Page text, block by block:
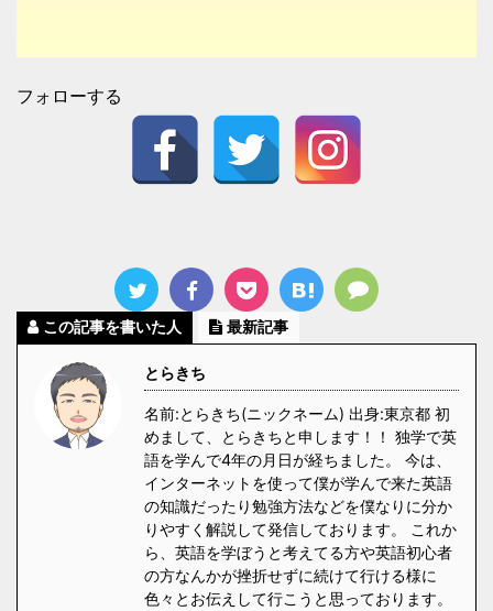
フォローする
この記事を書いた人 最新記事
とらきち
名前:とらきち(ニックネーム) 出身:東京都 初
めまして、とらきちと申します！！ 独学で英
語を学んで4年の月日が経ちました。 今は、
インターネットを使って僕が学んで来た英語
の知識だったり勉強方法などを僕なりに分か
りやすく解説して発信しております。 これか
ら、英語を学ぼうと考えてる方や英語初心者
の方なんかが挫折せずに続けて行ける様に
色々とお伝えして行こうと思っております。